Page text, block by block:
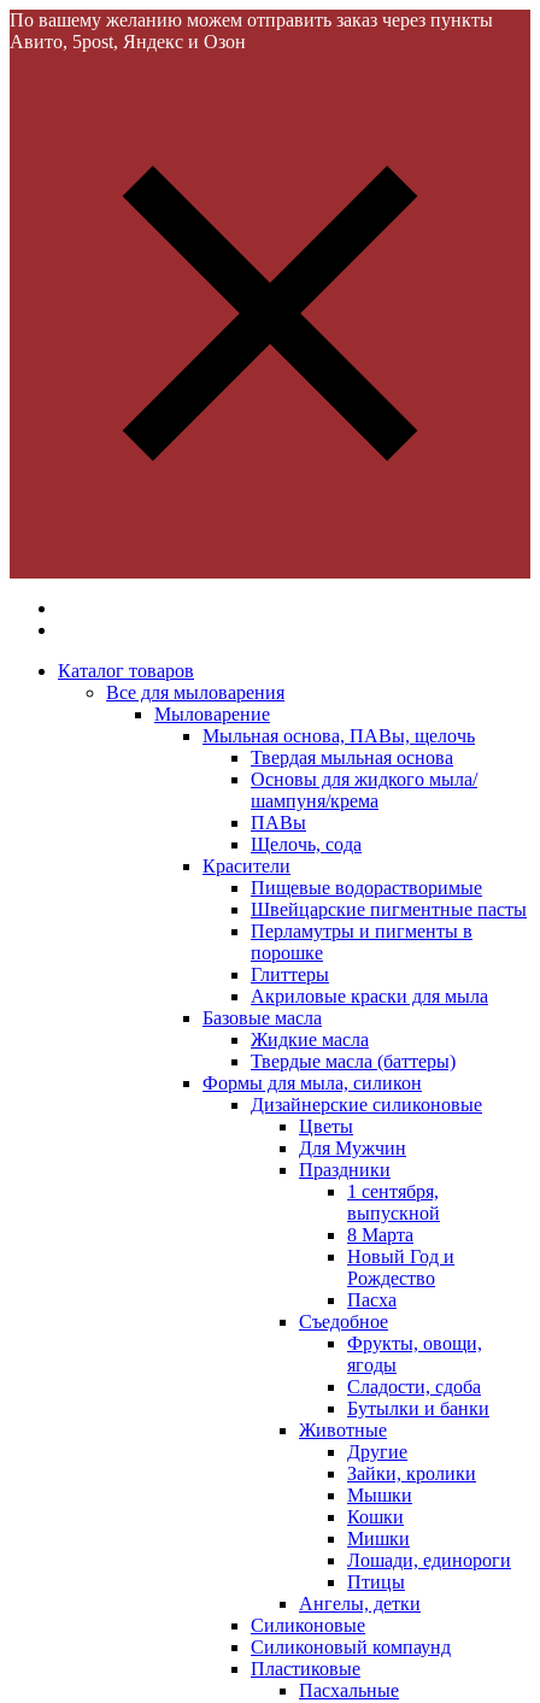
По вашему желанию можем отправить заказ через пункты
Авито, 5post, Яндекс и Озон
Каталог товаров
Все для мыловарения
Мыловарение
Мыльная основа, ПАВы, щелочь
Твердая мыльная основа
Основы для жидкого мыла/
шампуня/крема
ПАВы
Щелочь, сода
Красители
Пищевые водорастворимые
Швейцарские пигментные пасты
Перламутры и пигменты в
порошке
Глиттеры
Акриловые краски для мыла
Базовые масла
Жидкие масла
Твердые масла (баттеры)
Формы для мыла, силикон
Дизайнерские силиконовые
Цветы
Для Мужчин
Праздники
1 сентября,
выпускной
8 Марта
Новый Год и
Рождество
Пасха
Съедобное
Фрукты, овощи,
ягоды
Сладости, сдоба
Бутылки и банки
Животные
Другие
Зайки, кролики
Мышки
Кошки
Мишки
Лошади, единороги
Птицы
Ангелы, детки
Силиконовые
Силиконовый компаунд
Пластиковые
Пасхальные